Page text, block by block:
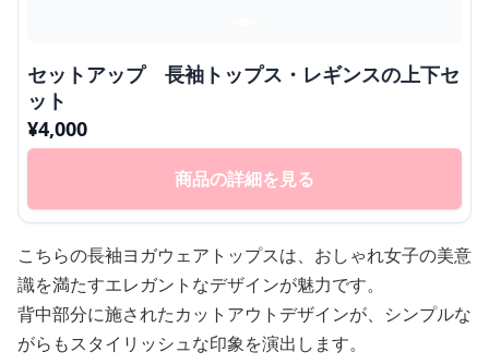
セットアップ 長袖トップス・レギンスの上下セ
ット
¥4,000
商品の詳細を見る
こちらの長袖ヨガウェアトップスは、おしゃれ女子の美意
識を満たすエレガントなデザインが魅力です。
背中部分に施されたカットアウトデザインが、シンプルな
がらもスタイリッシュな印象を演出します。